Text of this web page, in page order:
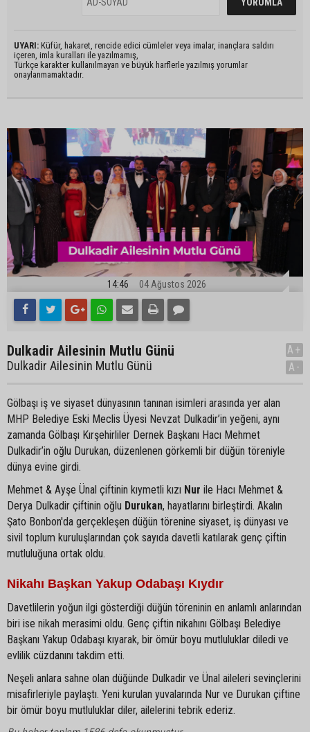
UYARI: Küfür, hakaret, rencide edici cümleler veya imalar, inançlara saldırı
içeren, imla kuralları ile yazılmamış,
Türkçe karakter kullanılmayan ve büyük harflerle yazılmış yorumlar
onaylanmamaktadır.
14:46 04 Ağustos 2026
Dulkadir Ailesinin Mutlu Günü
Dulkadir Ailesinin Mutlu Günü
A+
A-
Gölbaşı iş ve siyaset dünyasının tanınan isimleri arasında yer alan
MHP Belediye Eski Meclis Üyesi Nevzat Dulkadir’in yeğeni, aynı
zamanda Gölbaşı Kırşehirliler Dernek Başkanı Hacı Mehmet
Dulkadir’in oğlu Durukan, düzenlenen görkemli bir düğün töreniyle
dünya evine girdi.
Mehmet & Ayşe Ünal çiftinin kıymetli kızı Nur ile Hacı Mehmet &
Derya Dulkadir çiftinin oğlu Durukan, hayatlarını birleştirdi. Akalın
Şato Bonbon'da gerçekleşen düğün törenine siyaset, iş dünyası ve
sivil toplum kuruluşlarından çok sayıda davetli katılarak genç çiftin
mutluluğuna ortak oldu.
Nikahı Başkan Yakup Odabaşı Kıydır
Davetlilerin yoğun ilgi gösterdiği düğün töreninin en anlamlı anlarından
biri ise nikah merasimi oldu. Genç çiftin nikahını Gölbaşı Belediye
Başkanı Yakup Odabaşı kıyarak, bir ömür boyu mutluluklar diledi ve
evlilik cüzdanını takdim etti.
Neşeli anlara sahne olan düğünde Dulkadir ve Ünal aileleri sevinçlerini
misafirleriyle paylaştı. Yeni kurulan yuvalarında Nur ve Durukan çiftine
bir ömür boyu mutluluklar diler, ailelerini tebrik ederiz.